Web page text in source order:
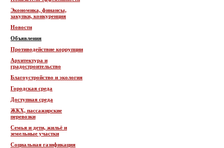
Экономика, финансы,
закупки, конкуренция
Новости
Объявления
Противодействие коррупции
Архитектура и
градостроительство
Благоустройство и экология
Городская среда
Доступная среда
ЖКХ, пассажирские
перевозки
Семья и дети, жильё и
земельные участки
Социальная газификация